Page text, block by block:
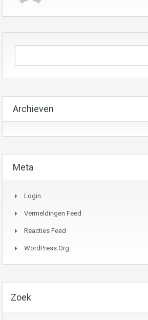
Archieven
Meta
Login
Vermeldingen Feed
Reacties Feed
WordPress.org
Zoek